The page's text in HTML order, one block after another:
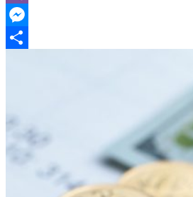
Viber
Messenger